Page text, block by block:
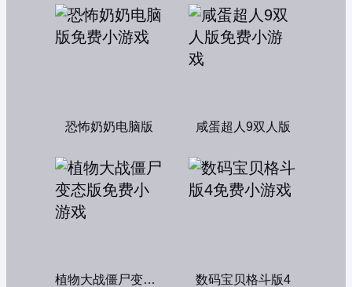
恐怖奶奶电脑版 咸蛋超人9双人版
植物大战僵尸变态版 数码宝贝格斗版4